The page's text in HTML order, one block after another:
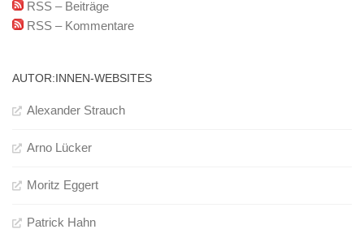
RSS – Beiträge
RSS – Kommentare
AUTOR:INNEN-WEBSITES
Alexander Strauch
Arno Lücker
Moritz Eggert
Patrick Hahn